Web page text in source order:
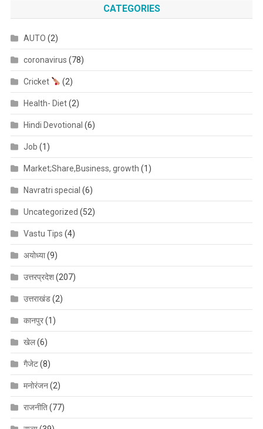
CATEGORIES
AUTO (2)
coronavirus (78)
Cricket (2)
Health- Diet(2)
Hindi Devotional (6)
Job (1)
Market;Share,Business, growth (1)
Navratri special (6)
Uncategorized (52)
Vastu Tips (4)
अयोध्या(9)
उत्तरप्रदेश(207)
उत्तराखंड(2)
कानपुर(1)
खेल(6)
गैजेट(8)
मनोरंजन(2)
राजनीति(77)